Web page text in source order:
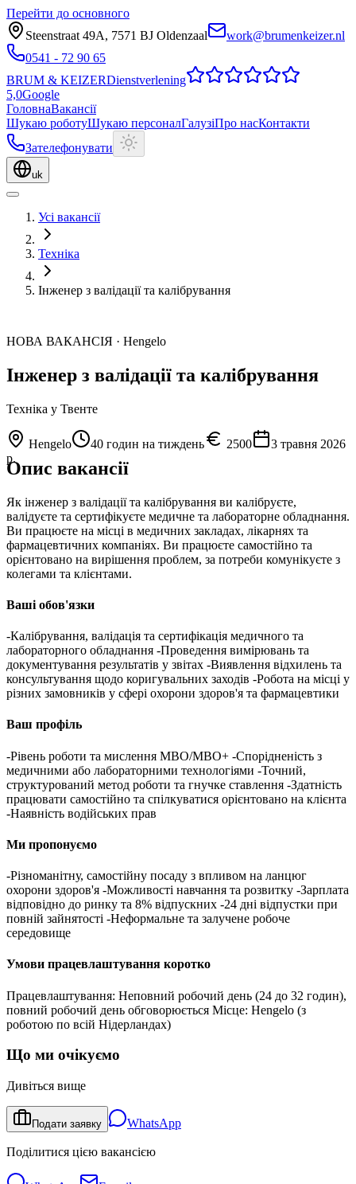
Перейти до основного
Steenstraat 49A, 7571 BJ Oldenzaal
work@brumenkeizer.nl
0541 - 72 90 65
BRUM & KEIZERDienstverlening
5,0Google
ГоловнаВакансії
Шукаю роботуШукаю персоналГалузіПро насКонтакти
Зателефонувати
uk
Усі вакансії
Техніка
Інженер з валідації та калібрування
НОВА ВАКАНСІЯ · Hengelo
Інженер з валідації та калібрування
Техніка у Твенте
Hengelo 40 годин на тиждень 2500
3 травня 2026
р.
Опис вакансії
Як інженер з валідації та калібрування ви калібруєте,
валідуєте та сертифікуєте медичне та лабораторне обладнання.
Ви працюєте на місці в медичних закладах, лікарнях та
фармацевтичних компаніях. Ви працюєте самостійно та
орієнтовано на вирішення проблем, за потреби комунікуєте з
колегами та клієнтами.
Ваші обов'язки
-Калібрування, валідація та сертифікація медичного та
лабораторного обладнання -Проведення вимірювань та
документування результатів у звітах -Виявлення відхилень та
консультування щодо коригувальних заходів -Робота на місці у
різних замовників у сфері охорони здоров'я та фармацевтики
Ваш профіль
-Рівень роботи та мислення MBO/MBO+ -Спорідненість з
медичними або лабораторними технологіями -Точний,
структурований метод роботи та гнучке ставлення -Здатність
працювати самостійно та спілкуватися орієнтовано на клієнта
-Наявність водійських прав
Ми пропонуємо
-Різноманітну, самостійну посаду з впливом на ланцюг
охорони здоров'я -Можливості навчання та розвитку -Зарплата
відповідно до ринку та 8% відпускних -24 дні відпустки при
повній зайнятості -Неформальне та залучене робоче
середовище
Умови працевлаштування коротко
Працевлаштування: Неповний робочий день (24 до 32 годин),
повний робочий день обговорюється Місце: Hengelo (з
роботою по всій Нідерландах)
Що ми очікуємо
Дивіться вище
Подати заявку WhatsApp
Поділитися цією вакансією